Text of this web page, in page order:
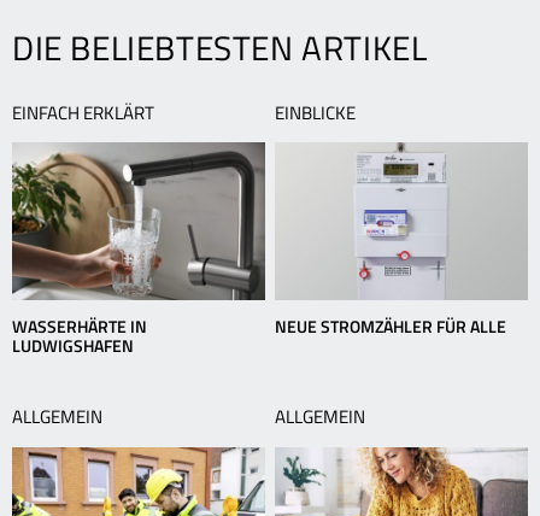
DIE BELIEBTESTEN ARTIKEL
EINFACH ERKLÄRT
WASSERHÄRTE IN
LUDWIGSHAFEN
EINBLICKE
NEUE STROMZÄHLER FÜR ALLE
ALLGEMEIN ALLGEMEIN